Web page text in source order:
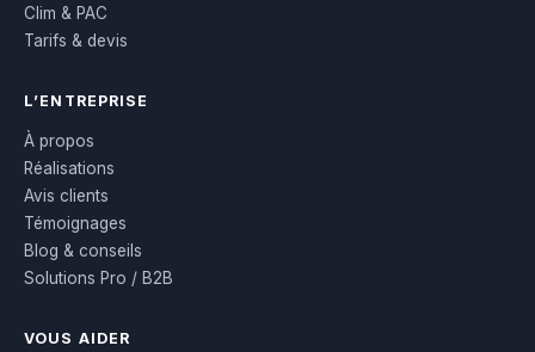
Clim & PAC
Tarifs & devis
L’ENTREPRISE
À propos
Réalisations
Avis clients
Témoignages
Blog & conseils
Solutions Pro / B2B
VOUS AIDER